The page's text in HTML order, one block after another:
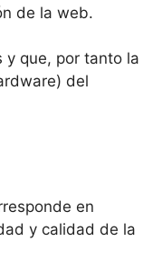
de la web.
y que, por tanto la
del
en
y calidad de la